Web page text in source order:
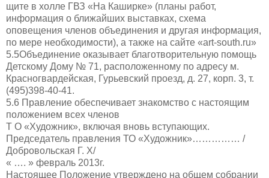
щите в холле ГВЗ «На Каширке» (планы работ,
информация о ближайших выставках, схема
оповещения членов объединения и другая информация,
по мере необходимости), а также на сайте «art-south.ru»
5.5Объединение оказывает благотворительную помощь
Детскому Дому № 71, расположенному по адресу м.
Красногвардейская, Гурьевский проезд, д. 27, корп. 3, т.
(495)398-40-41.
5.6 Правление обеспечивает знакомство с настоящим
положением всех членов
Т О «Художник», включая вновь вступающих.
Председатель правления ТО «Художник»…………… /
Добровольская Г. Х/
« …. » февраль 2013г.
Настоящее Положение утверждено на общем собрании